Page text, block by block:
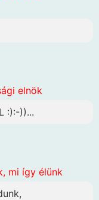
elnök
:):-))...
mi így élünk